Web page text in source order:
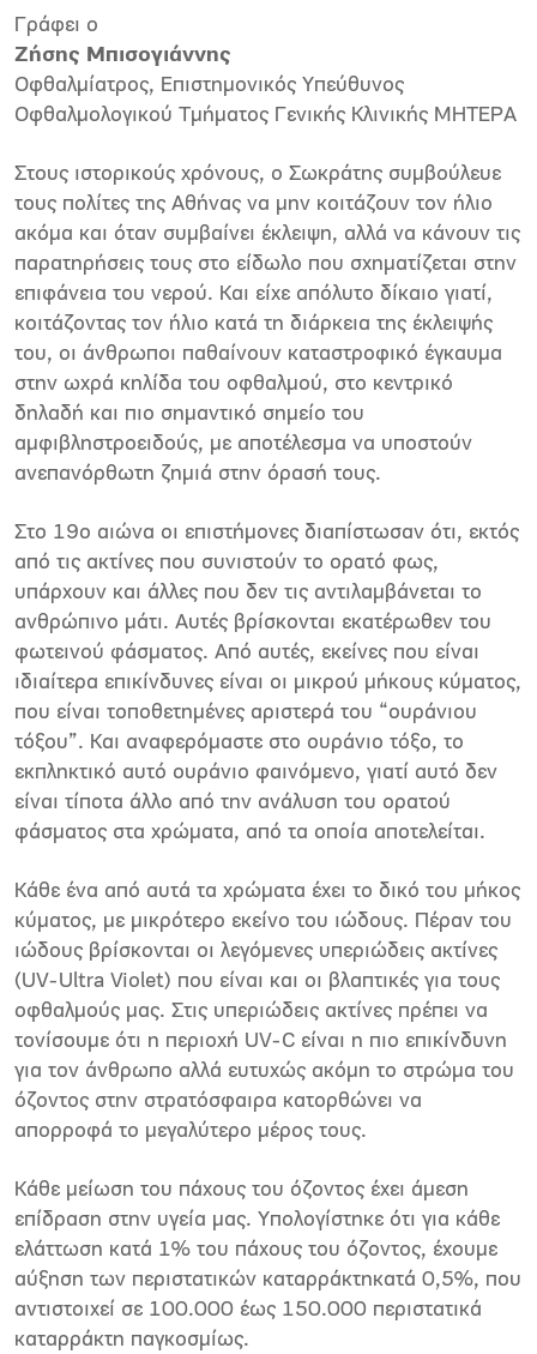
Γράφει ο
Ζήσης Μπισογιάννης
Οφθαλμίατρος, Επιστημονικός Υπεύθυνος
Οφθαλμολογικού Τμήματος Γενικής Κλινικής ΜΗΤΕΡΑ
Στους ιστορικούς χρόνους, ο Σωκράτης συμβούλευε
τους πολίτες της Αθήνας να μην κοιτάζουν τον ήλιο
ακόμα και όταν συμβαίνει έκλειψη, αλλά να κάνουν τις
παρατηρήσεις τους στο είδωλο που σχηματίζεται στην
επιφάνεια του νερού. Και είχε απόλυτο δίκαιο γιατί,
κοιτάζοντας τον ήλιο κατά τη διάρκεια της έκλειψής
του, οι άνθρωποι παθαίνουν καταστροφικό έγκαυμα
στην ωχρά κηλίδα του οφθαλμού, στο κεντρικό
δηλαδή και πιο σημαντικό σημείο του
αμφιβληστροειδούς, με αποτέλεσμα να υποστούν
ανεπανόρθωτη ζημιά στην όρασή τους.
Στο 19ο αιώνα οι επιστήμονες διαπίστωσαν ότι, εκτός
από τις ακτίνες που συνιστούν το ορατό φως,
υπάρχουν και άλλες που δεν τις αντιλαμβάνεται το
ανθρώπινο μάτι. Αυτές βρίσκονται εκατέρωθεν του
φωτεινού φάσματος. Από αυτές, εκείνες που είναι
ιδιαίτερα επικίνδυνες είναι οι μικρού μήκους κύματος,
που είναι τοποθετημένες αριστερά του “ουράνιου
τόξου”. Και αναφερόμαστε στο ουράνιο τόξο, το
εκπληκτικό αυτό ουράνιο φαινόμενο, γιατί αυτό δεν
είναι τίποτα άλλο από την ανάλυση του ορατού
φάσματος στα χρώματα, από τα οποία αποτελείται.
Κάθε ένα από αυτά τα χρώματα έχει το δικό του μήκος
κύματος, με μικρότερο εκείνο του ιώδους. Πέραν του
ιώδους βρίσκονται οι λεγόμενες υπεριώδεις ακτίνες
(UV-Ultra Violet) που είναι και οι βλαπτικές για τους
οφθαλμούς μας. Στις υπεριώδεις ακτίνες πρέπει να
τονίσουμε ότι η περιοχή UV-C είναι η πιο επικίνδυνη
για τον άνθρωπο αλλά ευτυχώς ακόμη το στρώμα του
όζοντος στην στρατόσφαιρα κατορθώνει να
απορροφά το μεγαλύτερο μέρος τους.
Κάθε μείωση του πάχους του όζοντος έχει άμεση
επίδραση στην υγεία μας. Υπολογίστηκε ότι για κάθε
ελάττωση κατά 1% του πάχους του όζοντος, έχουμε
αύξηση των περιστατικών καταρράκτηκατά 0,5%, που
αντιστοιχεί σε 100.000 έως 150.000 περιστατικά
καταρράκτη παγκοσμίως.